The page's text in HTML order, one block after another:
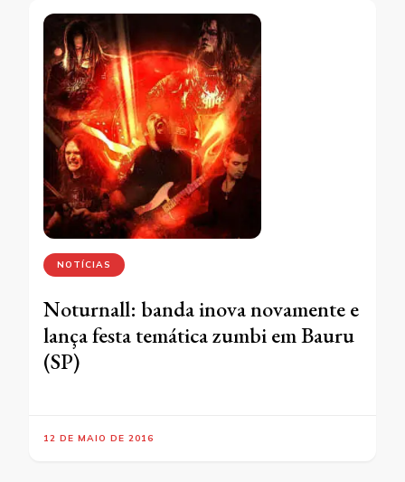
NOTÍCIAS
Noturnall: banda inova novamente e
lança festa temática zumbi em Bauru
(SP)
12 DE MAIO DE 2016